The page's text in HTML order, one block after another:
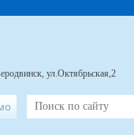
ул.Октябрьская,2